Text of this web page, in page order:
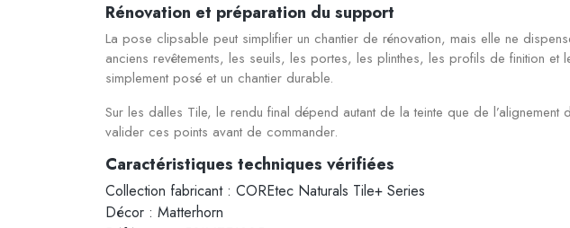
Rénovation et préparation du support
La pose clipsable peut simplifier un chantier de rénovation, mais elle ne
anciens revêtements, les seuils, les portes, les plinthes, les profils de finition et
simplement posé et un chantier durable.
Sur les dalles Tile, le rendu final dépend autant de la teinte que de
valider ces points avant de commander.
Caractéristiques techniques vérifiées
Collection fabricant : COREtec Naturals Tile+ Series
Décor : Matterhorn